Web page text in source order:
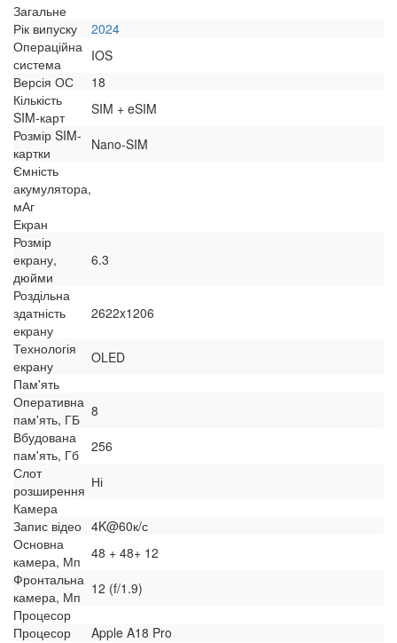
Загальне
Рік випуску
2024
Операційна
система
IOS
Версія ОС
18
Кількість
SIM-карт
SIM + eSIM
Розмір SIM-
картки
Nano-SIM
Ємність
акумулятора,
мАг
Екран
Розмір
екрану,
дюйми
6.3
Роздільна
здатність
екрану
2622x1206
Технологія
екрану
OLED
Пам'ять
Оперативна
пам'ять, ГБ
8
Вбудована
пам'ять, Гб
256
Слот
розширення Ні
Камера
Запис відео 4K@60к/с
Основна
камера, Мп
48 + 48+ 12
Фронтальна
камера, Мп
12 (f/1.9)
Процесор
Процесор
Apple A18 Pro